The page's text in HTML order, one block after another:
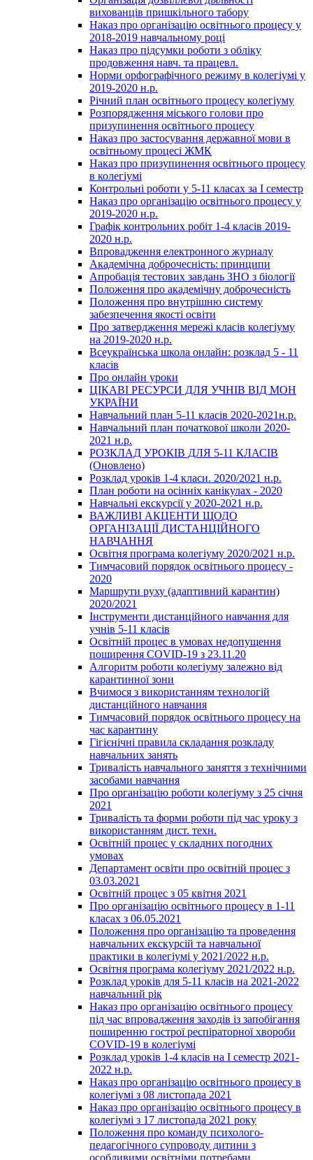
вихованців пришкільного табору
Наказ про організацію освітнього процесу у
2018-2019 навчальному році
Наказ про підсумки роботи з обліку
продовження навч. та працевл.
Норми орфографічного режиму в колегіумі у
2019-2020 н.р.
Річний план освітнього процесу колегіуму
Розпорядження міського голови про
призупинення освітнього процесу
Наказ про застосування державної мови в
освітньому процесі ЖМК
Наказ про призупинення освітнього процесу
в колегіумі
Контрольні роботи у 5-11 класах за І семестр
Наказ про організацію освітнього процесу у
2019-2020 н.р.
Графік контрольних робіт 1-4 класів 2019-
2020 н.р.
Впровадження електронного журналу
Академічна доброчесність: принципи
Апробація тестових завдань ЗНО з біології
Положення про академічну доброчесність
Положення про внутрішню систему
забезпечення якості освіти
Про затвердження мережі класів колегіуму
на 2019-2020 н.р.
Всеукраїнська школа онлайн: розклад 5 - 11
класів
Про онлайн уроки
ЦІКАВІ РЕСУРСИ ДЛЯ УЧНІВ ВІД МОН
УКРАЇНИ
Навчальний план 5-11 класів 2020-2021н.р.
Навчальний план початкової школи 2020-
2021 н.р.
РОЗКЛАД УРОКІВ ДЛЯ 5-11 КЛАСІВ
(Оновлено)
Розклад уроків 1-4 класи. 2020/2021 н.р.
План роботи на осінніх канікулах - 2020
Навчальні екскурсії у 2020-2021 н.р.
ВАЖЛИВІ АКЦЕНТИ ЩОДО
ОРГАНІЗАЦІЇ ДИСТАНЦІЙНОГО
НАВЧАННЯ
Освітня програма колегіуму 2020/2021 н.р.
Тимчасовий порядок освітнього процесу -
2020
Маршрути руху (адаптивний карантин)
2020/2021
Інструменти дистанційного навчання для
учнів 5-11 класів
Освітній процес в умовах недопущення
поширення COVID-19 з 23.11.20
Алгоритм роботи колегіуму залежно від
карантинної зони
Вчимося з використанням технологій
дистанційного навчання
Тимчасовий порядок освітнього процесу на
час карантину
Гігієнічні правила складання розкладу
навчальних занять
Тривалість навчального заняття з технічними
засобами навчання
Про організацію роботи колегіуму з 25 січня
2021
Тривалість та форми роботи під час уроку з
використанням дист. техн.
Освітній процес у складних погодних
умовах
Департамент освіти про освітній процес з
03.03.2021
Освітній процес з 05 квітня 2021
Про організацію освітнього процесу в 1-11
класах з 06.05.2021
Положення про організацію та проведення
навчальних екскурсій та навчальної
практики в колегіумі у 2021/2022 н.р.
Освітня програма колегіуму 2021/2022 н.р.
Розклад уроків для 5-11 класів на 2021-2022
навчальний рік
Наказ про організацію освітнього процесу
під час впровадження заходів із запобігання
поширенню гострої респіраторної хвороби
COVID-19 в колегіумі
Розклад уроків 1-4 класів на І семестр 2021-
2022 н.р.
Наказ про організацію освітнього процесу в
колегіумі з 08 листопада 2021
Наказ про організацію освітнього процесу в
колегіумі з 17 листопада 2021 року
Положення про команду психолого-
педагогічного супроводу дитини з
особливими освітніми потребами